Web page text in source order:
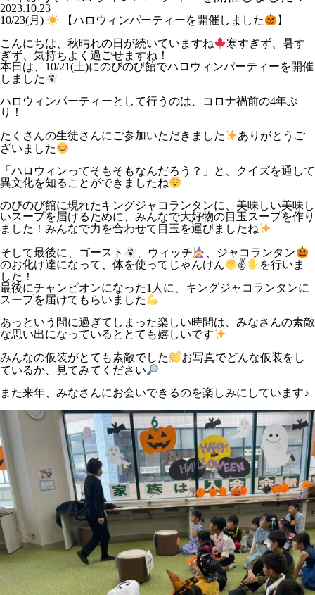
2023.10.23
10/23(月)
【ハロウィンパーティーを開催しました
】
こんにちは、秋晴れの日が続いていますね
寒すぎず、暑す
ぎず、気持ちよく過ごせますね！
本日は、10/21(土)にのびのび館でハロウィンパーティーを開催
しました
ハロウィンパーティーとして行うのは、コロナ禍前の4年ぶ
り！
たくさんの生徒さんにご参加いただきました
ありがとうご
ざいました
「ハロウィンってそもそもなんだろう？」と、クイズを通して
異文化を知ることができましたね
のびのび館に現れたキングジャコランタンに、美味しい美味し
いスープを届けるために、みんなで大好物の目玉スープを作り
ました！みんなで力を合わせて目玉を運びましたね
そして最後に、ゴースト
、ウィッチ
、ジャコランタン
のお化け達になって、体を使ってじゃんけん
✌
を行いま
した！
最後にチャンピオンになった1人に、キングジャコランタンに
スープを届けてもらいました
あっという間に過ぎてしまった楽しい時間は、みなさんの素敵
な思い出になっているととても嬉しいです
みんなの仮装がとても素敵でした
お写真でどんな仮装をし
ているか、見てみてください
また来年、みなさんにお会いできるのを楽しみにしています♪